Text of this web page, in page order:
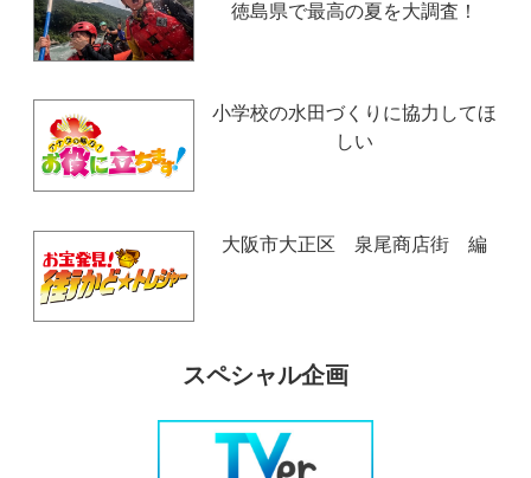
徳島県で最高の夏を大調査！
小学校の水田づくりに協力してほ
しい
大阪市大正区 泉尾商店街 編
スペシャル企画